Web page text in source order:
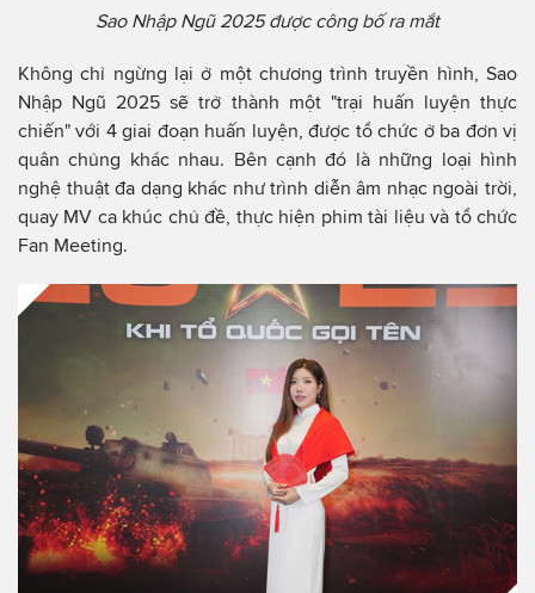
Sao Nhập Ngũ 2025 được công bố ra mắt
Không chỉ ngừng lại ở một chương trình truyền hình, Sao
Nhập Ngũ 2025 sẽ trở thành một "trại huấn luyện thực
chiến" với 4 giai đoạn huấn luyện, được tổ chức ở ba đơn vị
quân chủng khác nhau. Bên cạnh đó là những loại hình
nghệ thuật đa dạng khác như trình diễn âm nhạc ngoài trời,
quay MV ca khúc chủ đề, thực hiện phim tài liệu và tổ chức
Fan Meeting.